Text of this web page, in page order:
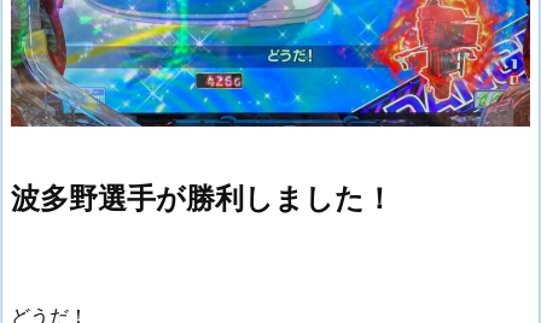
波多野選手が勝利しました！
どうだ！